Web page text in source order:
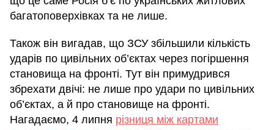
багатоповерхівках та не лише.
Також він вигадав, що ЗСУ збільшили кількість
ударів по цивільних об’єктах через погіршення
становища на фронті. Тут він примудрився
збрехати двічі: не лише про удари по цивільних
об’єктах, а й про становище на фронті.
Нагадаємо, 4 липня різниця між картами